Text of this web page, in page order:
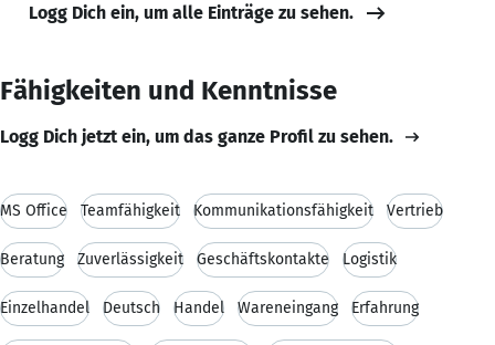
Logg Dich ein, um alle Einträge zu sehen.
Fähigkeiten und Kenntnisse
Logg Dich jetzt ein, um das ganze Profil zu sehen.
MS Office Teamfähigkeit Kommunikationsfähigkeit Vertrieb
Beratung Zuverlässigkeit Geschäftskontakte Logistik
Einzelhandel Deutsch Handel Wareneingang Erfahrung